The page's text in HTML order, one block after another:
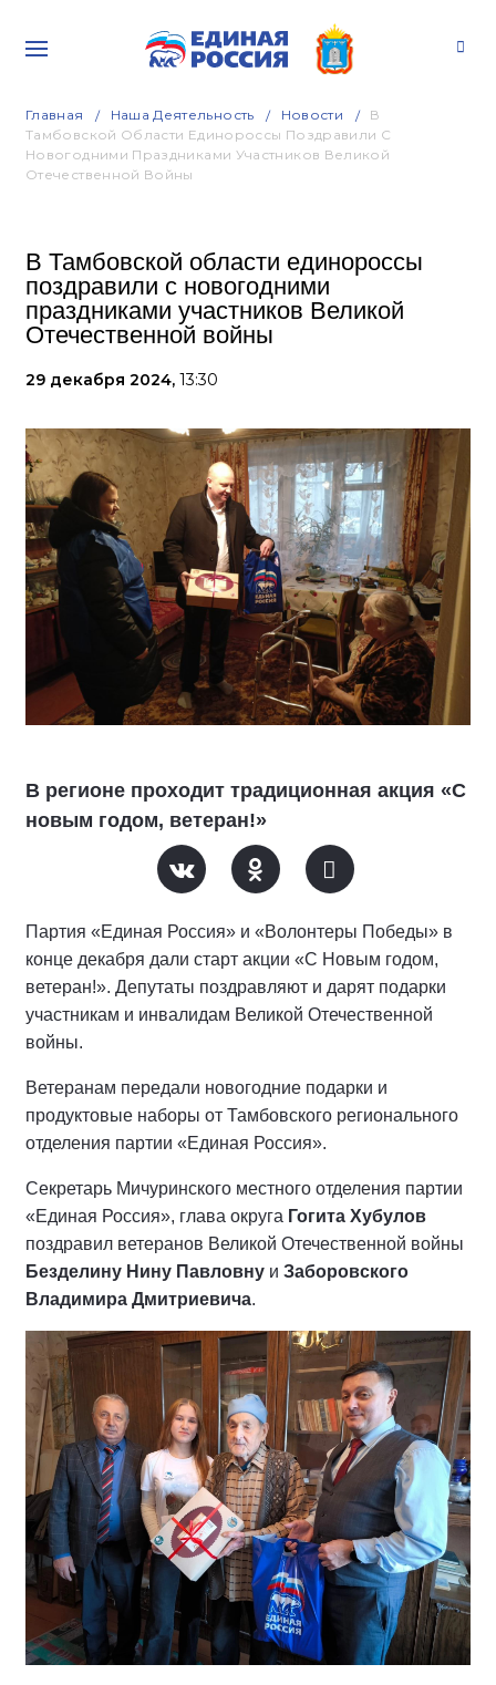
Главная Наша Деятельность Новости
В
Тамбовской Области Единороссы Поздравили С
Новогодними Праздниками Участников Великой
Отечественной Войны
В Тамбовской области единороссы
поздравили с новогодними
праздниками участников Великой
Отечественной войны
29 декабря 2024, 13:30
В регионе проходит традиционная акция «С
новым годом, ветеран!»
Партия «Единая Россия» и «Волонтеры Победы» в
конце декабря дали старт акции «С Новым годом,
ветеран!». Депутаты поздравляют и дарят подарки
участникам и инвалидам Великой Отечественной
войны.
Ветеранам передали новогодние подарки и
продуктовые наборы от Тамбовского регионального
отделения партии «Единая Россия».
Секретарь Мичуринского местного отделения партии
«Единая Россия», глава округа Гогита Хубулов
поздравил ветеранов Великой Отечественной войны
Безделину Нину Павловну и Заборовского
Владимира Дмитриевича.